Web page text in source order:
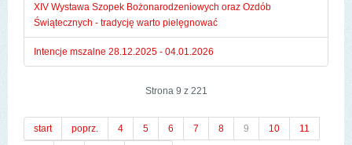
XIV Wystawa Szopek Bożonarodzeniowych oraz Ozdób
Świątecznych - tradycję warto pielęgnować
Intencje mszalne 28.12.2025 - 04.01.2026
Strona 9 z 221
start poprz. 4 5 6 7 8 9 10 11